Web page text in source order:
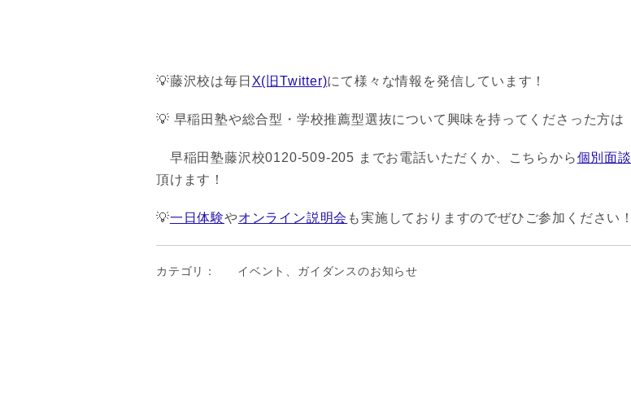
💡藤沢校は毎日 X(旧Twitter)にて様々な情報を発信しています！
💡 早稲田塾や総合型・学校推薦型選抜について興味を持ってくださった方は
早稲田塾藤沢校0120-509-205 までお電話いただくか、こちらから個別面談
頂けます！
💡一日体験やオンライン説明会 も実施しておりますのでぜひご参加ください！
カテゴリ： イベント、ガイダンスのお知らせ